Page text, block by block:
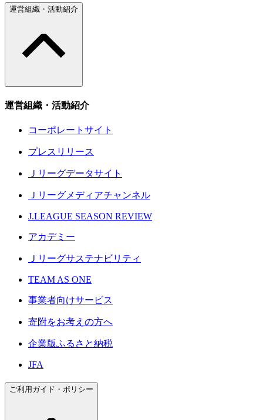
運営組織・活動紹介
運営組織・活動紹介
コーポレートサイト
プレスリリース
Ｊリーグデータサイト
Ｊリーグメディアチャンネル
J.LEAGUE SEASON REVIEW
アカデミー
Ｊリーグサステナビリティ
TEAM AS ONE
事業者向けサービス
寄附をお考えの方へ
企業版ふるさと納税
JFA
ご利用ガイド・ポリシー